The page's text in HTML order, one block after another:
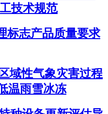
技术规范
标志产品质量要求
域性气象灾害过程
温雨雪冰冻